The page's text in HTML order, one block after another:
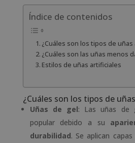
Índice de contenidos
¿Cuáles son los tipos de
¿Cuáles son las uñas menos
Estilos de uñas artificiales
¿Cuáles son los tipos de
Uñas de gel: Las uñas de
popular debido a su
durabilidad. Se aplican